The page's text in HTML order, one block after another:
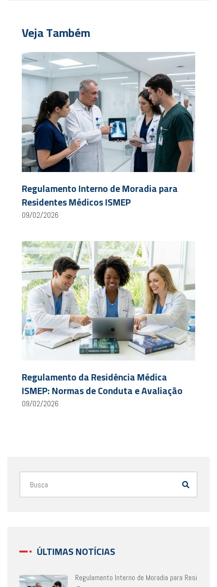
Veja Também
Regulamento Interno de Moradia para
Residentes Médicos ISMEP
09/02/2026
Regulamento da Residência Médica
ISMEP: Normas de Conduta e Avaliação
09/02/2026
ÚLTIMAS NOTÍCIAS
Regulamento Interno de Moradia para Resi